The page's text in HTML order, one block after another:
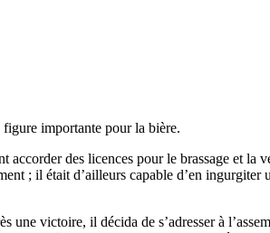
importante pour la bière.
accorder des licences pour le brassage et
; il était d’ailleurs capable d’en
une victoire, il décida de s’adresser à